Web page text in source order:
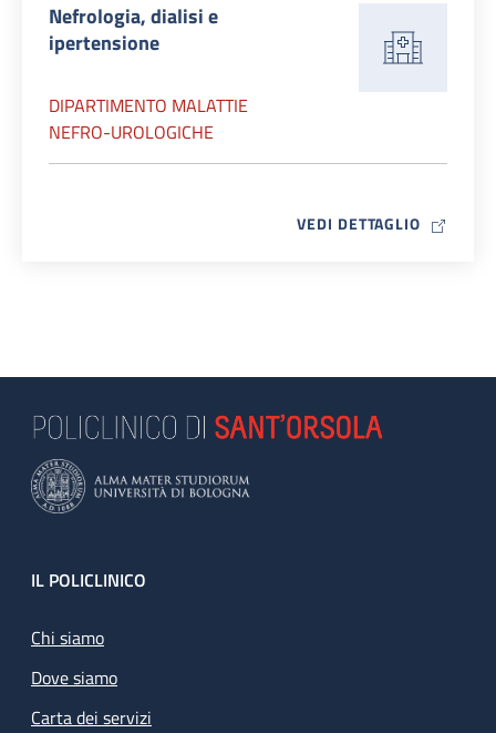
Nefrologia, dialisi e
ipertensione
DIPARTIMENTO MALATTIE
NEFRO-UROLOGICHE
VEDI DETTAGLIO MAP ICON
Footer
IL POLICLINICO
Chi siamo
Dove siamo
Carta dei servizi